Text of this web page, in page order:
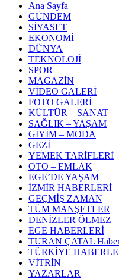
Ana Sayfa
GÜNDEM
SİYASET
EKONOMİ
DÜNYA
TEKNOLOJİ
SPOR
MAGAZİN
VİDEO GALERİ
FOTO GALERİ
KÜLTÜR – SANAT
SAĞLIK – YAŞAM
GİYİM – MODA
GEZİ
YEMEK TARİFLERİ
OTO – EMLAK
EGE’DE YAŞAM
İZMİR HABERLERİ
GEÇMİŞ ZAMAN
TÜM MANŞETLER
DENİZLER ÖLMEZ
EGE HABERLERİ
TURAN ÇATAL
TÜRKİYE
VİTRİN
YAZARLAR